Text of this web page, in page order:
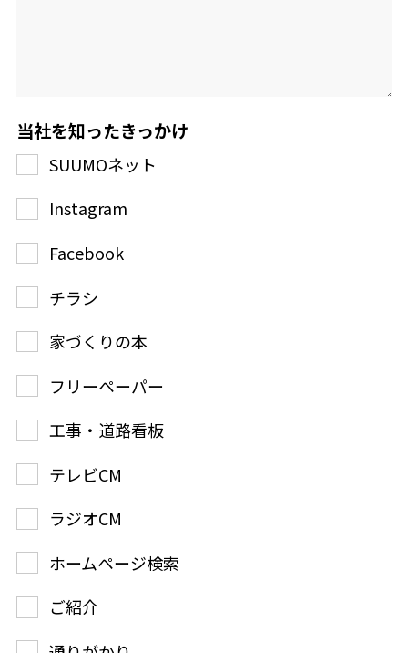
当社を知ったきっかけ
SUUMOネット
Instagram
Facebook
チラシ
家づくりの本
フリーペーパー
工事・道路看板
テレビCM
ラジオCM
ホームページ検索
ご紹介